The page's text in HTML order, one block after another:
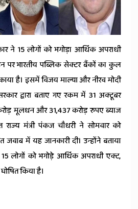
ने 15 लोगों को भगोड़ा आर्थिक अपराधी
पर भारतीय पब्लिक सेक्टर बैंकों का कुल
है। इसमें विजय माल्या और नीरव मोदी
द्वारा बताए गए रकम में 31 अक्टूबर
मूलधन और 31,437 करोड़ रुपए ब्याज
राज्य मंत्री पंकज चौधरी ने सोमवार को
में यह जानकारी दी। उन्होंने बताया
लोगों को भगोड़े आर्थिक अपराधी एक्ट,
किया है।